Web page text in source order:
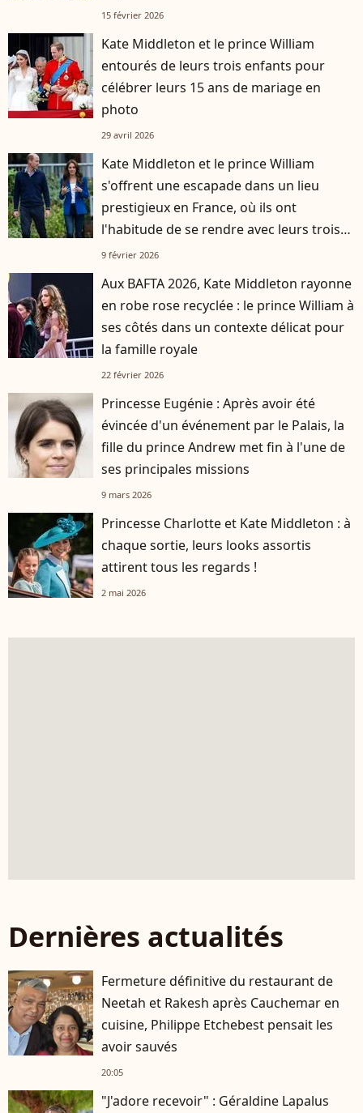
15 février 2026
Kate Middleton et le prince William
entourés de leurs trois enfants pour
célébrer leurs 15 ans de mariage en
photo
29 avril 2026
Kate Middleton et le prince William
s'offrent une escapade dans un lieu
prestigieux en France, où ils ont
l'habitude de se rendre avec leurs trois
enfants
9 février 2026
Aux BAFTA 2026, Kate Middleton rayonne
en robe rose recyclée : le prince William à
ses côtés dans un contexte délicat pour
la famille royale
22 février 2026
Princesse Eugénie : Après avoir été
évincée d'un événement par le Palais, la
fille du prince Andrew met fin à l'une de
ses principales missions
9 mars 2026
Princesse Charlotte et Kate Middleton : à
chaque sortie, leurs looks assortis
attirent tous les regards !
2 mai 2026
Dernières actualités
Fermeture définitive du restaurant de
Neetah et Rakesh après Cauchemar en
cuisine, Philippe Etchebest pensait les
avoir sauvés
20:05
"J'adore recevoir" : Géraldine Lapalus